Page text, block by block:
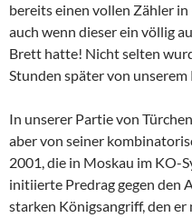
bereits einen vollen Zähler in
auch wenn dieser ein völlig
Brett hatte! Nicht selten
Stunden später von
In unserer Partie von
aber von seiner
2001, die in Moskau im KO-
initiierte Predrag gegen den
starken Königsangriff, den